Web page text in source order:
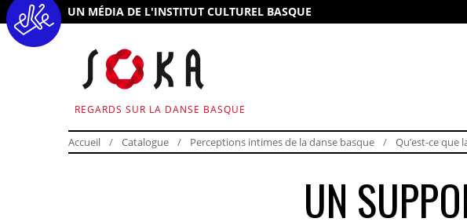
UN MÉDIA DE L'INSTITUT CULTUREL BASQUE
REGARDS SUR LA DANSE BASQUE
Accueil Catalogue Perceptions intimes de la danse basque Qu’est-ce que
UN